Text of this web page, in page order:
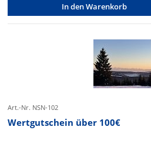
In den Warenkorb
Art.-Nr. NSN-102
Wertgutschein über 100€